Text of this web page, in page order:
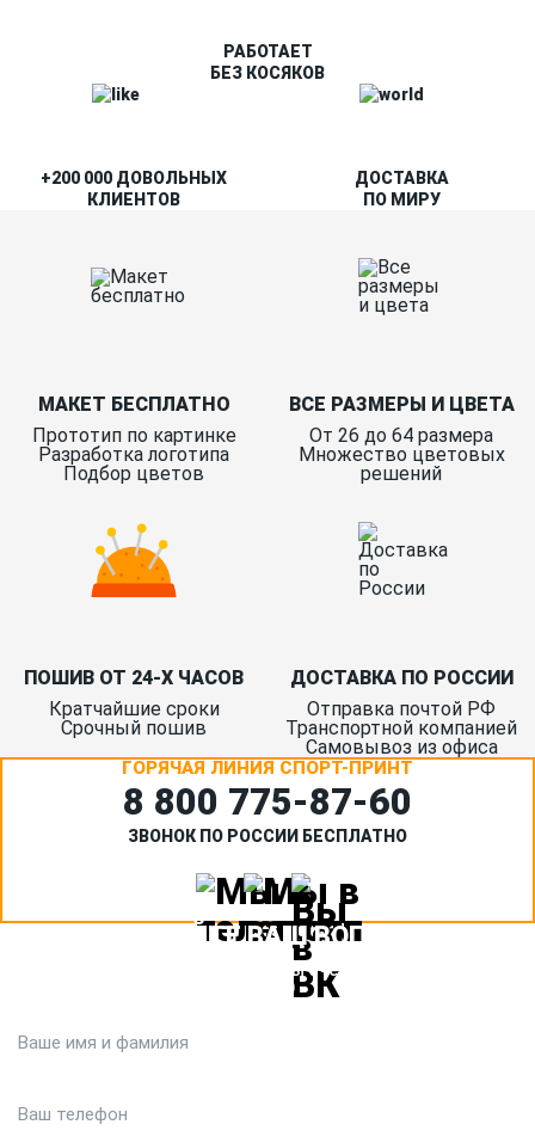
РАБОТАЕТ
БЕЗ КОСЯКОВ
+200 000 ДОВОЛЬНЫХ
КЛИЕНТОВ
ДОСТАВКА
ПО МИРУ
МАКЕТ БЕСПЛАТНО
Прототип по картинке
Разработка логотипа
Подбор цветов
ВСЕ РАЗМЕРЫ И ЦВЕТА
От 26 до 64 размера
Множество цветовых
решений
ПОШИВ ОТ 24-Х ЧАСОВ
Кратчайшие сроки
Срочный пошив
ДОСТАВКА ПО РОССИИ
Отправка почтой РФ
Транспортной компанией
Самовывоз из офиса
ГОРЯЧАЯ ЛИНИЯ СПОРТ-ПРИНТ
8 800 775‑87-60
ЗВОНОК ПО РОССИИ БЕСПЛАТНО
ЗАДАЙТЕ ВАШ ВОПРОС
Или кратко опишите ситуацию. Мы очень быстро свяжемся с
вами :)